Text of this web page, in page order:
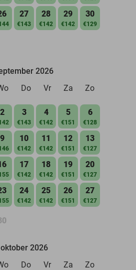
27
€143
28
€142
29
€142
30
€129
2026
Do Vr Za Zo
2 3
€143
4
€142
5
€151
6
€128
9 10
€142
11
€142
12
€151
13
€127
17
€142
18
€142
19
€151
20
€127
24
€142
25
€142
26
€151
27
€127
oktober 2026
Do Vr Za Zo